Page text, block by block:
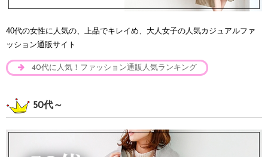
40代の女性に人気の、上品でキレイめ、大人女子の人気カジュアルファ
ッション通販サイト
40代に人気！ファッション通販人気ランキング
50代～